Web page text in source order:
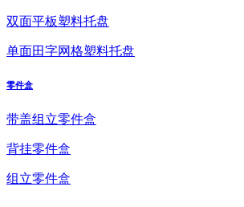
双面平板塑料托盘
单面田字网格塑料托盘
零件盒
带盖组立零件盒
背挂零件盒
组立零件盒